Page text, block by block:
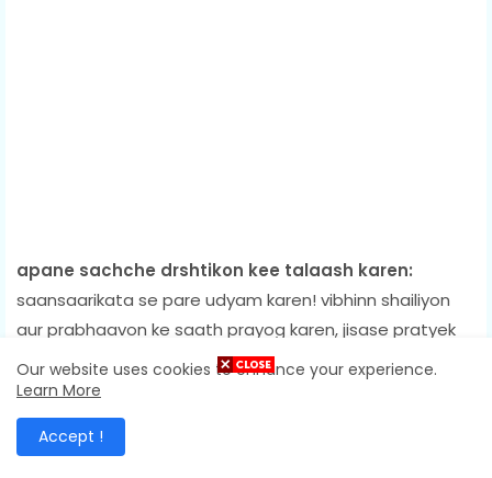
apane sachche drshtikon kee talaash karen:
saansaarikata se pare udyam karen! vibhinn shailiyon
aur prabhaavon ke saath prayog karen, jisase pratyek
aapake kaam ko ek adviteey saar se bhar de.
asaadhaaran kee aapakee khoj mein koee kshitij na ho.
Our website uses cookies to enhance your experience.
Learn More
Accept !